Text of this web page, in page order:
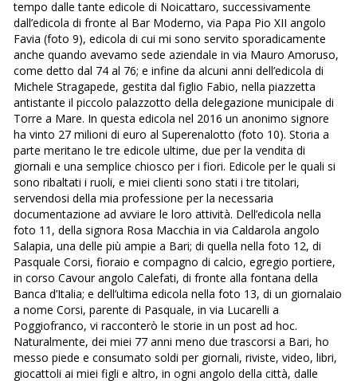
tempo dalle tante edicole di Noicattaro, successivamente
dall’edicola di fronte al Bar Moderno, via Papa Pio XII angolo
Favia (foto 9), edicola di cui mi sono servito sporadicamente
anche quando avevamo sede aziendale in via Mauro Amoruso,
come detto dal 74 al 76; e infine da alcuni anni dell’edicola di
Michele Stragapede, gestita dal figlio Fabio, nella piazzetta
antistante il piccolo palazzotto della delegazione municipale di
Torre a Mare. In questa edicola nel 2016 un anonimo signore
ha vinto 27 milioni di euro al Superenalotto (foto 10). Storia a
parte meritano le tre edicole ultime, due per la vendita di
giornali e una semplice chiosco per i fiori. Edicole per le quali si
sono ribaltati i ruoli, e miei clienti sono stati i tre titolari,
servendosi della mia professione per la necessaria
documentazione ad avviare le loro attività. Dell’edicola nella
foto 11, della signora Rosa Macchia in via Caldarola angolo
Salapia, una delle più ampie a Bari; di quella nella foto 12, di
Pasquale Corsi, fioraio e compagno di calcio, egregio portiere,
in corso Cavour angolo Calefati, di fronte alla fontana della
Banca d’Italia; e dell’ultima edicola nella foto 13, di un giornalaio
a nome Corsi, parente di Pasquale, in via Lucarelli a
Poggiofranco, vi racconterò le storie in un post ad hoc.
Naturalmente, dei miei 77 anni meno due trascorsi a Bari, ho
messo piede e consumato soldi per giornali, riviste, video, libri,
giocattoli ai miei figli e altro, in ogni angolo della città, dalle